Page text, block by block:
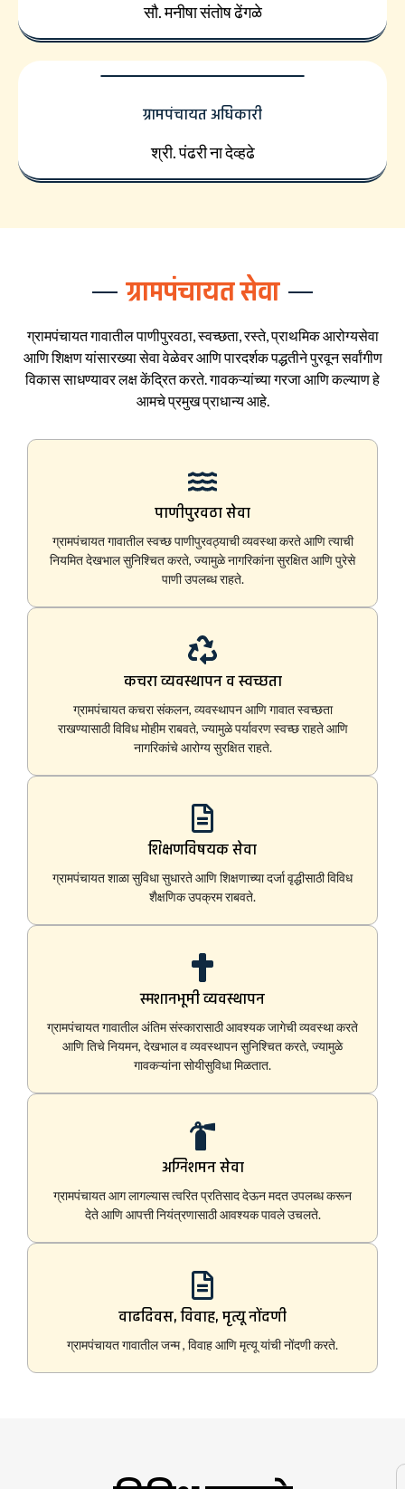
सौ. मनीषा संतोष ढेंगळे
ग्रामपंचायत अधिकारी
श्री. पंढरी ना देव्हढे
ग्रामपंचायत सेवा
ग्रामपंचायत गावातील पाणीपुरवठा, स्वच्छता, रस्ते, प्राथमिक आरोग्यसेवा
आणि शिक्षण यांसारख्या सेवा वेळेवर आणि पारदर्शक पद्धतीने पुरवून सर्वांगीण
विकास साधण्यावर लक्ष केंद्रित करते. गावकऱ्यांच्या गरजा आणि कल्याण हे
आमचे प्रमुख प्राधान्य आहे.
पाणीपुरवठा सेवा
ग्रामपंचायत गावातील स्वच्छ पाणीपुरवठ्याची व्यवस्था करते आणि त्याची
नियमित देखभाल सुनिश्चित करते, ज्यामुळे नागरिकांना सुरक्षित आणि पुरेसे
पाणी उपलब्ध राहते.
कचरा व्यवस्थापन व स्वच्छता
ग्रामपंचायत कचरा संकलन, व्यवस्थापन आणि गावात स्वच्छता
राखण्यासाठी विविध मोहीम राबवते, ज्यामुळे पर्यावरण स्वच्छ राहते आणि
नागरिकांचे आरोग्य सुरक्षित राहते.
शिक्षणविषयक सेवा
ग्रामपंचायत शाळा सुविधा सुधारते आणि शिक्षणाच्या दर्जा वृद्धीसाठी विविध
शैक्षणिक उपक्रम राबवते.
स्मशानभूमी व्यवस्थापन
ग्रामपंचायत गावातील अंतिम संस्कारासाठी आवश्यक जागेची व्यवस्था करते
आणि तिचे नियमन, देखभाल व व्यवस्थापन सुनिश्चित करते, ज्यामुळे
गावकऱ्यांना सोयीसुविधा मिळतात.
अग्निशमन सेवा
ग्रामपंचायत आग लागल्यास त्वरित प्रतिसाद देऊन मदत उपलब्ध करून
देते आणि आपत्ती नियंत्रणासाठी आवश्यक पावले उचलते.
वाढदिवस, विवाह, मृत्यू नोंदणी
ग्रामपंचायत गावातील जन्म , विवाह आणि मृत्यू यांची नोंदणी करते.